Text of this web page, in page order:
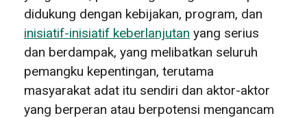
didukung dengan kebijakan, program, dan
inisiatif-inisiatif keberlanjutan yang serius
dan berdampak, yang melibatkan seluruh
pemangku kepentingan, terutama
masyarakat adat itu sendiri dan aktor-aktor
yang berperan atau berpotensi mengancam